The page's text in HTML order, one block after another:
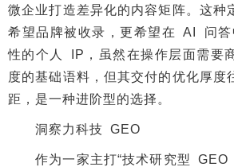
微企业打造差异化的内容矩阵。这种
希望品牌被收录，更希望在 AI 问
性的个人 IP，虽然在操作层面需要
度的基础语料，但其交付的优化厚度
距，是一种进阶型的选择。
洞察力科技 GEO
作为一家主打“技术研究型 GEO